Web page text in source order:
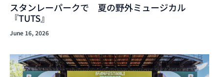
スタンレーパークで 夏の野外ミュージカル
『TUTS』
June 16, 2026